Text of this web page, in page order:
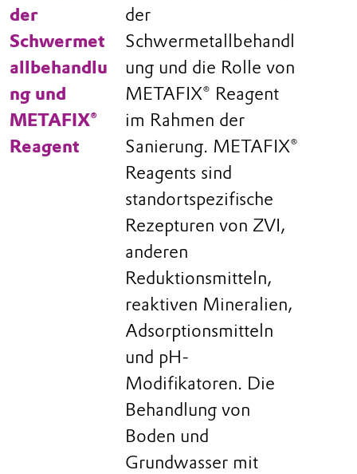
der
Schwermet
allbehandlu
ng und
METAFIX®
Reagent
der
Schwermetallbehandl
ung und die Rolle von
METAFIX® Reagent
im Rahmen der
Sanierung. METAFIX®
Reagents sind
standortspezifische
Rezepturen von ZVI,
anderen
Reduktionsmitteln,
reaktiven Mineralien,
Adsorptionsmitteln
und pH-
Modifikatoren. Die
Behandlung von
Boden und
Grundwasser mit